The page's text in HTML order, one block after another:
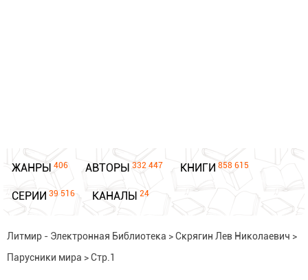
ЖАНРЫ 406 АВТОРЫ 332 447 КНИГИ 858 615
СЕРИИ 39 516 КАНАЛЫ 24
Литмир - Электронная Библиотека >Скрягин Лев Николаевич >
Парусники мира >Стр.1